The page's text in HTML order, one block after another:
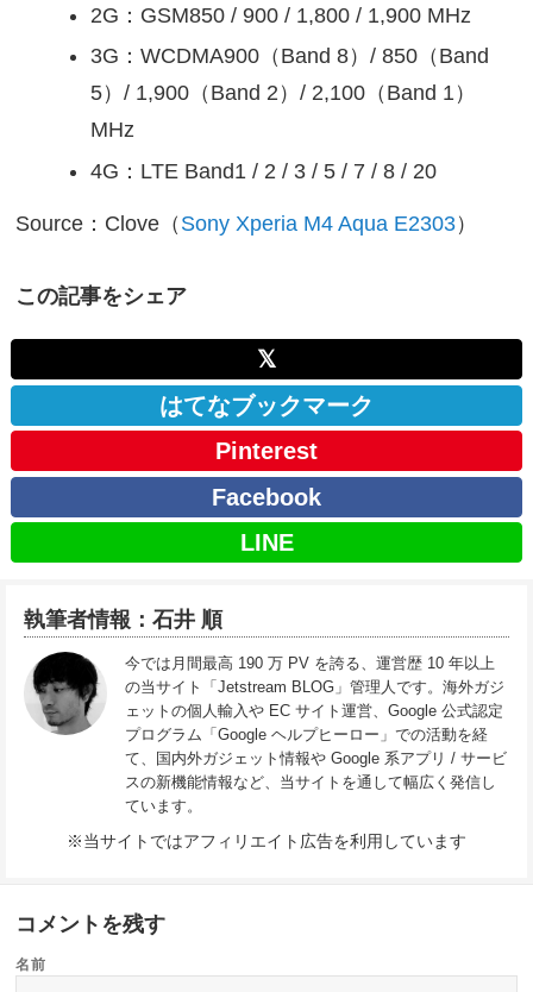
2G：GSM850 / 900 / 1,800 / 1,900 MHz
3G：WCDMA900（Band 8）/ 850（Band
5）/ 1,900（Band 2）/ 2,100（Band 1）
MHz
4G：LTE Band1 / 2 / 3 / 5 / 7 / 8 / 20
Source：Clove（ Sony Xperia M4 Aqua E2303）
この記事をシェア
𝕏
はてなブックマーク
Pinterest
Facebook
LINE
執筆者情報：石井 順
今では月間最高 190 万 PV を誇る、運営歴 10 年以上
の当サイト「Jetstream BLOG」管理人です。海外ガジ
ェットの個人輸入や EC サイト運営、Google 公式認定
プログラム「Google ヘルプヒーロー」での活動を経
て、国内外ガジェット情報や Google 系アプリ / サービ
スの新機能情報など、当サイトを通して幅広く発信し
ています。
※当サイトではアフィリエイト広告を利用しています
コメントを残す
名前